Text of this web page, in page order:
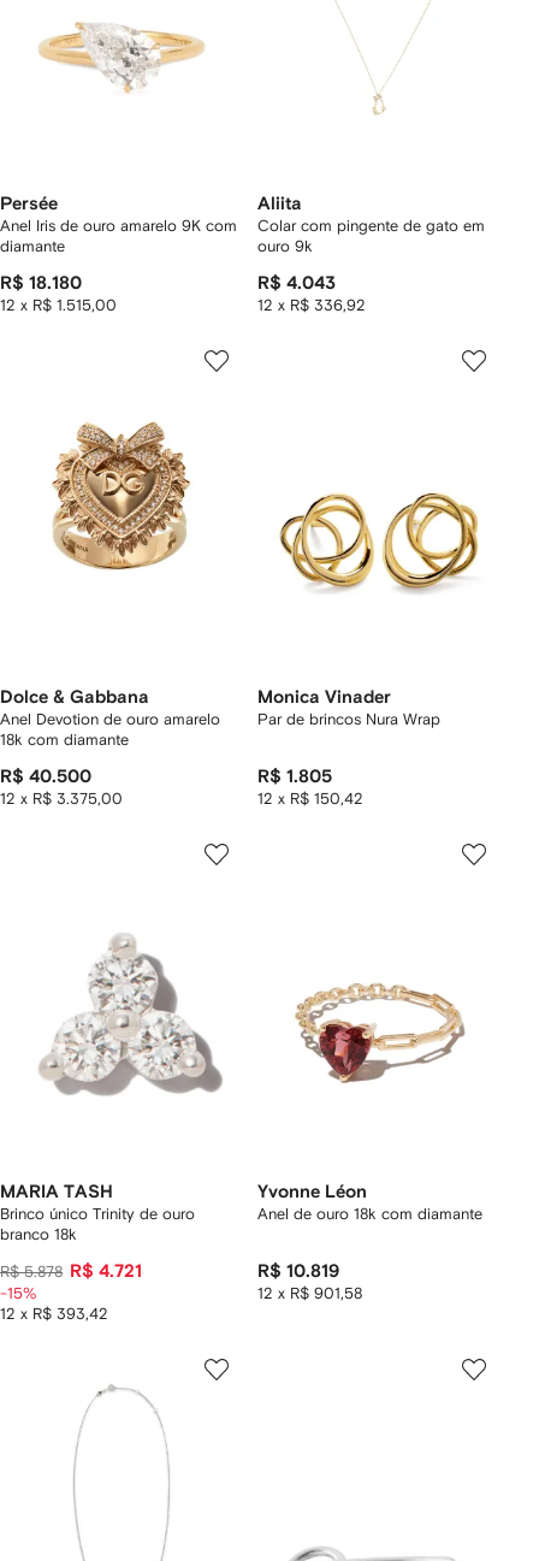
Persée
Anel Iris de ouro amarelo 9K com
diamante
R$ 18.180
12 x R$ 1.515,00
Aliita
Colar com pingente de gato em
ouro 9k
R$ 4.043
12 x R$ 336,92
Dolce & Gabbana
Anel Devotion de ouro amarelo
18k com diamante
R$ 40.500
12 x R$ 3.375,00
Monica Vinader
Par de brincos Nura Wrap
R$ 1.805
12 x R$ 150,42
MARIA TASH
Brinco único Trinity de ouro
branco 18k
R$ 5.878 R$ 4.721
12 x R$ 393,42
-15%
Yvonne Léon
Anel de ouro 18k com diamante
R$ 10.819
12 x R$ 901,58